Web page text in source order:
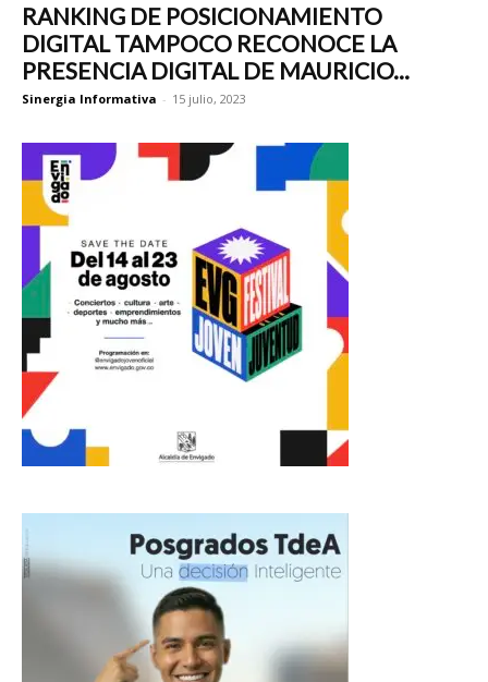
RANKING DE POSICIONAMIENTO
DIGITAL TAMPOCO RECONOCE LA
PRESENCIA DIGITAL DE MAURICIO...
Sinergia Informativa - 15 julio, 2023